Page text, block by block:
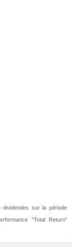
dividendes sur la période
"Total Return"